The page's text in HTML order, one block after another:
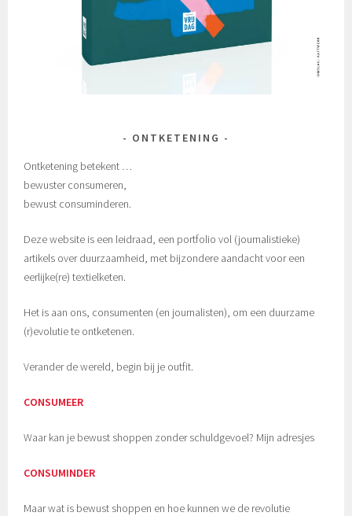
ONTKETENING
Ontketening betekent …
bewuster consumeren,
bewust consuminderen.
Deze website is een leidraad, een portfolio vol (journalistieke)
artikels over duurzaamheid, met bijzondere aandacht voor een
eerlijke(re) textielketen.
Het is aan ons, consumenten (en journalisten), om een duurzame
(r)evolutie te ontketenen.
Verander de wereld, begin bij je outfit.
CONSUMEER
Waar kan je bewust shoppen zonder schuldgevoel? Mijn adresjes
CONSUMINDER
Maar wat is bewust shoppen en hoe kunnen we de revolutie